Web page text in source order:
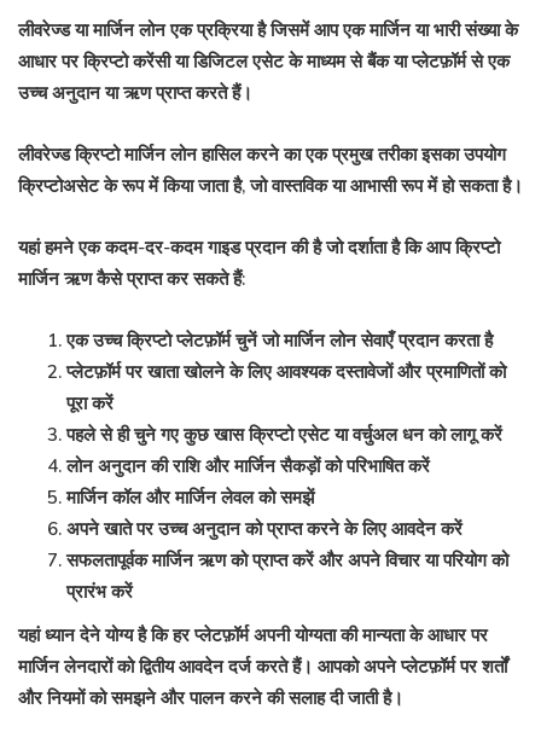
लीवरेज्डया मार्जिन लोन एक प्रक्रिया है जिसमें आप एक मार्जिन या भारी संख्या के
आधार पर क्रिप्टो करेंसी या डिजिटल एसेट के माध्यम से बैंक या प्लेटफ़ॉर्म से एक
उच्च अनुदान या ऋण प्राप्त करते हैं।
लीवरेज्ड क्रिप्टो मार्जिन लोन हासिल करने का एक प्रमुख तरीका इसका उपयोग
क्रिप्टोअसेटके रूप में किया जाता है, जो वास्तविक या आभासी रूप में हो सकता है।
यहां हमने एक कदम-दर-कदम गाइड प्रदान की है जो दर्शाता है कि आप क्रिप्टो
मार्जिन ऋण कैसे प्राप्त कर सकते हैं:
एक उच्च क्रिप्टो प्लेटफ़ॉर्म चुनें जो मार्जिन लोन सेवाएँ प्रदान करता है
प्लेटफ़ॉर्म पर खाता खोलने के लिए आवश्यक दस्तावेजों और प्रमाणितों को
पूरा करें
पहले से ही चुने गए कुछ खास क्रिप्टो एसेट या वर्चुअल धन को लागू करें
लोन अनुदान की राशि और मार्जिन सैकड़ों को परिभाषित करें
मार्जिन कॉल और मार्जिन लेवल को समझें
अपने खाते पर उच्च अनुदान को प्राप्त करने के लिए आवदेन करें
सफलतापूर्वक मार्जिन ऋण को प्राप्त करें और अपने विचार या परियोग को
प्रारंभ करें
यहां ध्यान देने योग्य है कि हर प्लेटफ़ॉर्म अपनी योग्यता की मान्यता के आधार पर
मार्जिन लेनदारों को द्वितीय आवदेन दर्ज करते हैं। आपको अपने प्लेटफ़ॉर्म पर शर्तों
और नियमों को समझने और पालन करने की सलाह दी जाती है।